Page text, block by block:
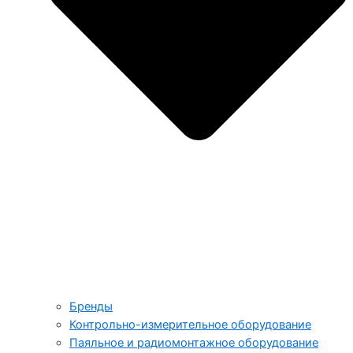
Бренды
Контрольно-измерительное оборудование
Паяльное и радиомонтажное оборудование